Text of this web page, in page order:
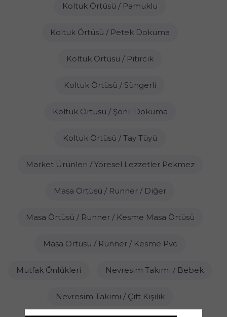
Koltuk Örtüsü / Pamuklu
Koltuk Örtüsü / Petek Dokuma
Koltuk Örtüsü / Pıtırcık
Koltuk Örtüsü / Süngerli
Koltuk Örtüsü / Şönil Dokuma
Koltuk Örtüsü / Tay Tüyü
Market Ürünleri / Yöresel Lezzetler Pekmez
Masa Örtüsü / Runner / Diğer
Masa Örtüsü / Runner / Kesme Masa Örtüsü
Masa Örtüsü / Runner / Kesme Pvc
Mutfak Önlükleri Nevresim Takımı / Bebek
Nevresim Takımı / Çift Kişilik